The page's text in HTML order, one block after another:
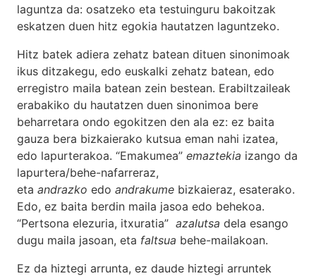
laguntza da: osatzeko eta testuinguru bakoitzak
eskatzen duen hitz egokia hautatzen laguntzeko.
Hitz batek adiera zehatz batean dituen sinonimoak
ikus ditzakegu, edo euskalki zehatz batean, edo
erregistro maila batean zein bestean. Erabiltzaileak
erabakiko du hautatzen duen sinonimoa bere
beharretara ondo egokitzen den ala ez: ez baita
gauza bera bizkaierako kutsua eman nahi izatea,
edo lapurterakoa. “Emakumea” emaztekia izango da
lapurtera/behe-nafarreraz,
eta andrazko edo andrakume bizkaieraz, esaterako.
Edo, ez baita berdin maila jasoa edo behekoa.
“Pertsona elezuria, itxuratia” azalutsa dela esango
dugu maila jasoan, eta faltsua behe-mailakoan.
Ez da hiztegi arrunta, ez daude hiztegi arruntek